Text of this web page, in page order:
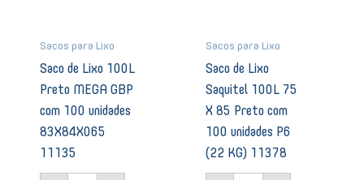
Sacos para Lixo
Saco de Lixo 100L
Preto MEGA GBP
com 100 unidades
83X84X065
11135
quantidade
Sacos para Lixo
Saco de Lixo
Saquitel 100L 75
X 85 Preto com
100 unidades P6
(22 KG) 11378
P6
(22
11378
quantidade